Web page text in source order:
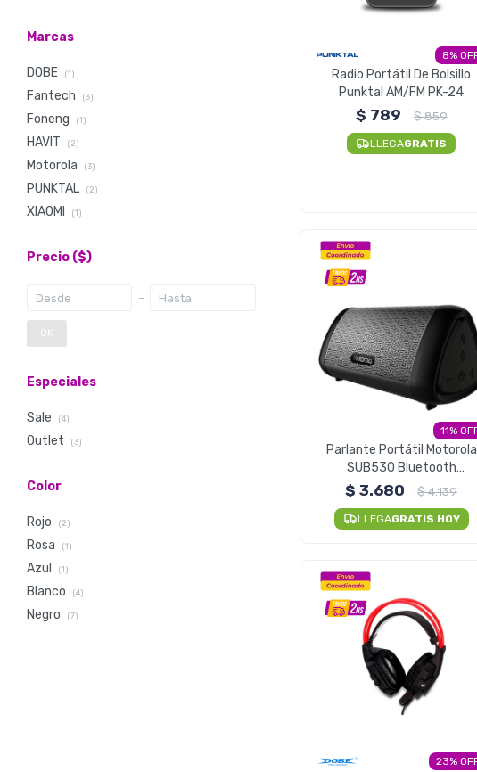
8
Radio Portátil De Bolsillo
Punktal AM/FM PK-24
$ 789 $859
LLEGAGRATIS
11
Parlante Portátil Motorola
SUB530 Bluetooth
Resistente Al Agua
$ 3.680 $4.139
LLEGAGRATIS HOY
23
Marcas
DOBE (1)
Fantech (3)
Foneng (1)
HAVIT (2)
Motorola (3)
PUNKTAL (2)
XIAOMI (1)
Precio ($)
OK
Especiales
Sale (4)
Outlet (3)
Color
Rojo (2)
Rosa (1)
Azul (1)
Blanco (4)
Negro (7)